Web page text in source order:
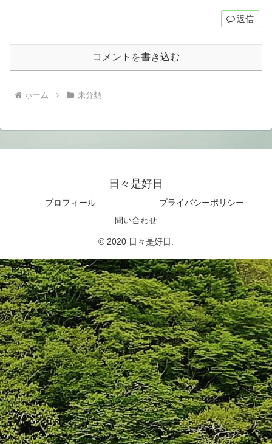
返信
コメントを書き込む
ホーム 未分類
日々是好日
プロフィール
プライバシーポリシー
問い合わせ
© 2020 日々是好日.